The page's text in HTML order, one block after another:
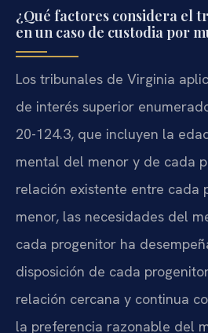
¿Qué factores considera el
en un caso de custodia por
Los tribunales de Virginia
de interés superior
20-124.3, que incluyen la
mental del menor y de cada
relación existente entre cada
menor, las necesidades del
cada progenitor ha
disposición de cada
relación cercana y continua
la preferencia razonable del